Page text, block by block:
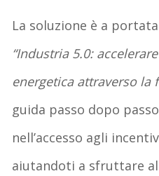
La soluzione è a
“Industria 5.0:
energetica attraverso la
guida passo dopo
nell’accesso agli
aiutandoti a sfruttare